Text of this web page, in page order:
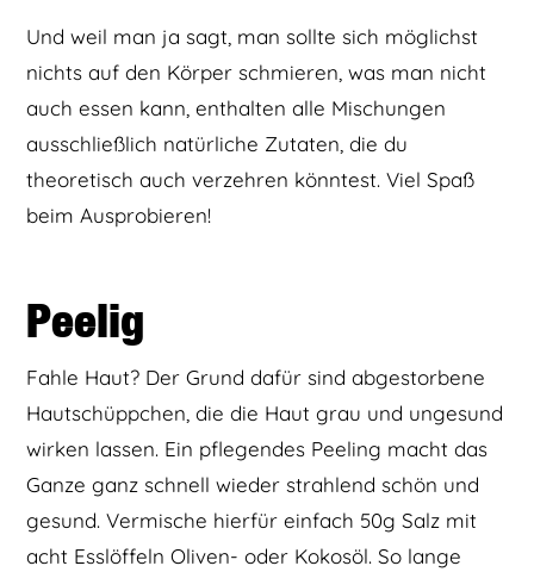
Und weil man ja sagt, man sollte sich möglichst
nichts auf den Körper schmieren, was man nicht
auch essen kann, enthalten alle Mischungen
ausschließlich natürliche Zutaten, die du
theoretisch auch verzehren könntest. Viel Spaß
beim Ausprobieren!
Peelig
Fahle Haut? Der Grund dafür sind abgestorbene
Hautschüppchen, die die Haut grau und ungesund
wirken lassen. Ein pflegendes Peeling macht das
Ganze ganz schnell wieder strahlend schön und
gesund. Vermische hierfür einfach 50g Salz mit
acht Esslöffeln Oliven- oder Kokosöl. So lange